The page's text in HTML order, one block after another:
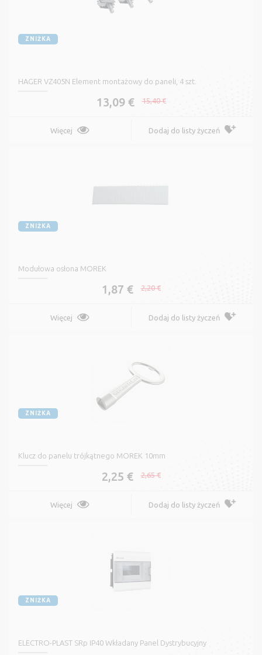
ZNIŻKA
HAGER VZ405N Element montażowy do paneli, 4 szt.
13,09 € 15,40 €
Więcej Dodaj do listy życzeń
ZNIŻKA
Modułowa osłona MOREK
1,87 € 2,20 €
Więcej Dodaj do listy życzeń
ZNIŻKA
Klucz do panelu trójkątnego MOREK 10mm
2,25 € 2,65 €
Więcej Dodaj do listy życzeń
ZNIŻKA
ELECTRO-PLAST SRp IP40 Wkładany Panel Dystrybucyjny